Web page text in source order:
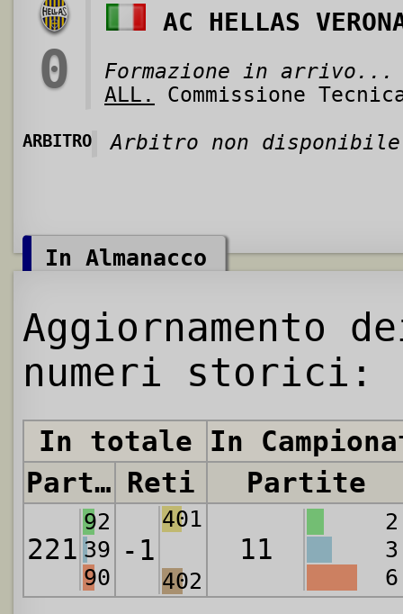
0
AC HELLAS
Formazione in arrivo...
ALL.
Commissione
ARBITRO Arbitro non disponibile
In Almanacco
Aggiornamento
numeri storici:
In totale
In
Partite Reti Partite
221
92
39
90
-1
401
402
11
2
3
6